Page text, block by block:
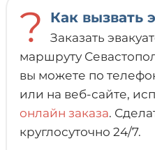
? Как вызвать
Заказать
маршруту
вы можете по
или на веб-сайте,
онлайн заказа.
круглосуточно 24/7.